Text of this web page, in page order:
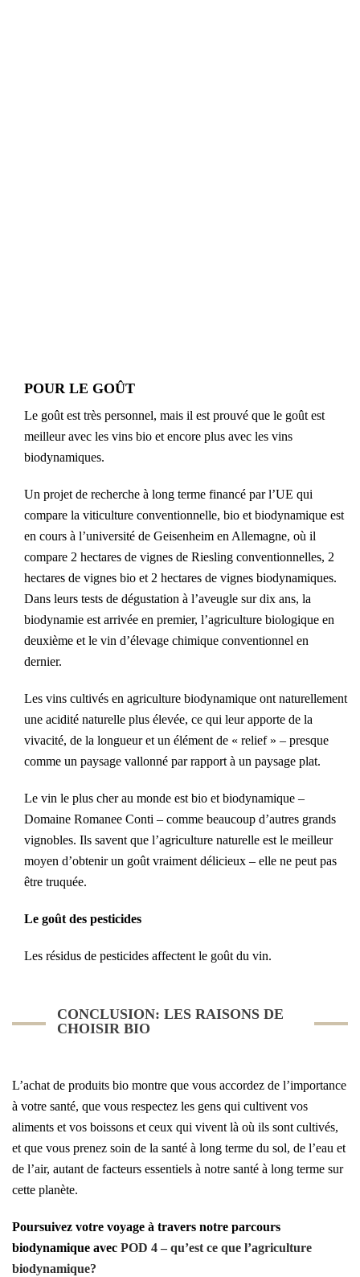
POUR LE GOÛT
Le goût est très personnel, mais il est prouvé que le goût est
meilleur avec les vins bio et encore plus avec les vins
biodynamiques.
Un projet de recherche à long terme financé par l’UE qui
compare la viticulture conventionnelle, bio et biodynamique est
en cours à l’université de Geisenheim en Allemagne, où il
compare 2 hectares de vignes de Riesling conventionnelles, 2
hectares de vignes bio et 2 hectares de vignes biodynamiques.
Dans leurs tests de dégustation à l’aveugle sur dix ans, la
biodynamie est arrivée en premier, l’agriculture biologique en
deuxième et le vin d’élevage chimique conventionnel en
dernier.
Les vins cultivés en agriculture biodynamique ont naturellement
une acidité naturelle plus élevée, ce qui leur apporte de la
vivacité, de la longueur et un élément de « relief » – presque
comme un paysage vallonné par rapport à un paysage plat.
Le vin le plus cher au monde est bio et biodynamique –
Domaine Romanee Conti – comme beaucoup d’autres grands
vignobles. Ils savent que l’agriculture naturelle est le meilleur
moyen d’obtenir un goût vraiment délicieux – elle ne peut pas
être truquée.
Le goût des pesticides
Les résidus de pesticides affectent le goût du vin.
CONCLUSION: LES RAISONS DE
CHOISIR BIO
L’achat de produits bio montre que vous accordez de l’importance
à votre santé, que vous respectez les gens qui cultivent vos
aliments et vos boissons et ceux qui vivent là où ils sont cultivés,
et que vous prenez soin de la santé à long terme du sol, de l’eau et
de l’air, autant de facteurs essentiels à notre santé à long terme sur
cette planète.
Poursuivez votre voyage à travers notre parcours
biodynamique avec POD 4 – qu’est ce que l’agriculture
biodynamique?